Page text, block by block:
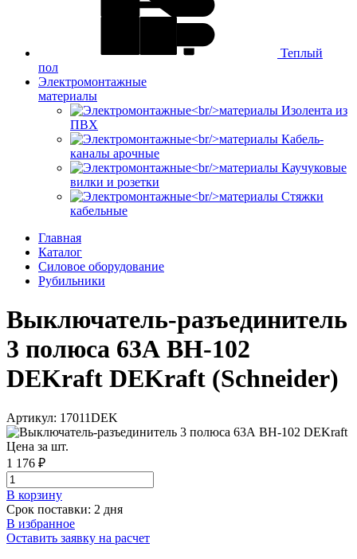
Теплый
пол
Электромонтажные
материалы
Изолента из
ПВХ
Кабель-
каналы арочные
Каучуковые
вилки и розетки
Стяжки
кабельные
Главная
Каталог
Силовое оборудование
Рубильники
Выключатель-разъединитель
3 полюса 63А ВН-102
DEKraft DEKraft (Schneider)
Артикул: 17011DEK
Цена за шт.
1 176 ₽
В корзинy
Срок поставки: 2 дня
В избранное
Оставить заявку на расчет